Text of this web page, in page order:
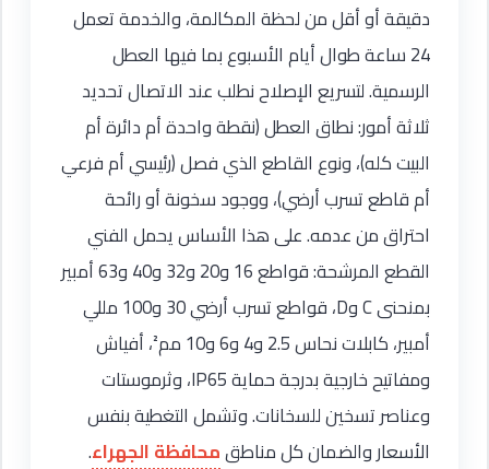
دقيقة أو أقل من لحظة المكالمة، والخدمة تعمل
24 ساعة طوال أيام الأسبوع بما فيها العطل
الرسمية. لتسريع الإصلاح نطلب عند الاتصال تحديد
ثلاثة أمور: نطاق العطل (نقطة واحدة أم دائرة أم
البيت كله)، ونوع القاطع الذي فصل (رئيسي أم فرعي
أم قاطع تسرب أرضي)، ووجود سخونة أو رائحة
احتراق من عدمه. على هذا الأساس يحمل الفني
القطع المرشحة: قواطع 16 و20 و32 و40 و63 أمبير
بمنحنى C وD، قواطع تسرب أرضي 30 و100 مللي
أمبير، كابلات نحاس 2.5 و4 و6 و10 مم²، أفياش
ومفاتيح خارجية بدرجة حماية IP65، وثرموستات
وعناصر تسخين للسخانات. وتشمل التغطية بنفس
الأسعار والضمان كل مناطقمحافظة الجهراء.